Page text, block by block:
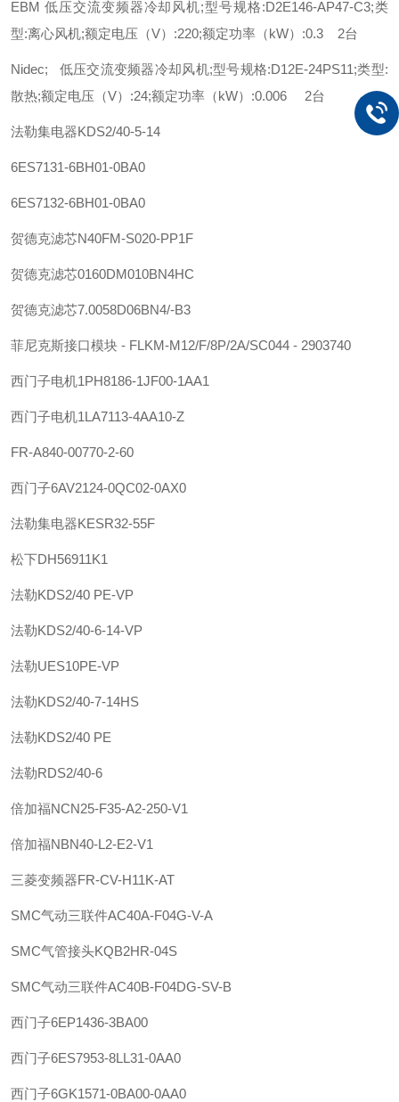
EBM 低压交流变频器冷却风机;型号规格:D2E146-AP47-C3;类
型:离心风机;额定电压（V）:220;额定功率（kW）:0.3 2台
Nidec; 低压交流变频器冷却风机;型号规格:D12E-24PS11;类型:
散热;额定电压（V）:24;额定功率（kW）:0.006 2台
法勒集电器KDS2/40-5-14
6ES7131-6BH01-0BA0
6ES7132-6BH01-0BA0
贺德克滤芯N40FM-S020-PP1F
贺德克滤芯0160DM010BN4HC
贺德克滤芯7.0058D06BN4/-B3
菲尼克斯接口模块 - FLKM-M12/F/8P/2A/SC044 - 2903740
西门子电机1PH8186-1JF00-1AA1
西门子电机1LA7113-4AA10-Z
FR-A840-00770-2-60
西门子6AV2124-0QC02-0AX0
法勒集电器KESR32-55F
松下DH56911K1
法勒KDS2/40 PE-VP
法勒KDS2/40-6-14-VP
法勒UES10PE-VP
法勒KDS2/40-7-14HS
法勒KDS2/40 PE
法勒RDS2/40-6
倍加福NCN25-F35-A2-250-V1
倍加福NBN40-L2-E2-V1
三菱变频器FR-CV-H11K-AT
SMC气动三联件AC40A-F04G-V-A
SMC气管接头KQB2HR-04S
SMC气动三联件AC40B-F04DG-SV-B
西门子6EP1436-3BA00
西门子6ES7953-8LL31-0AA0
西门子6GK1571-0BA00-0AA0